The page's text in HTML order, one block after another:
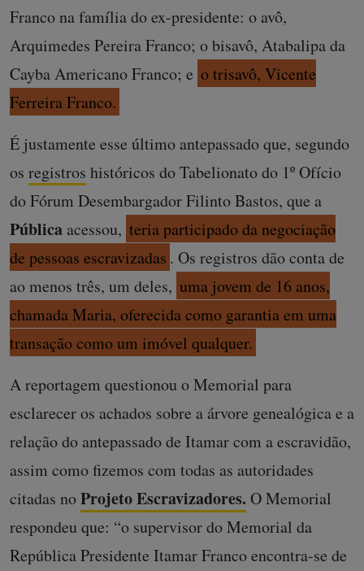
Franco na família do ex-presidente: o avô,
Arquimedes Pereira Franco; o bisavô, Atabalipa da
Cayba Americano Franco; e o trisavô, Vicente
Ferreira Franco.
É justamente esse último antepassado que, segundo
os registros históricos do Tabelionato do 1º Ofício
do Fórum Desembargador Filinto Bastos, que a
Pública acessou, teria participado da negociação
de pessoas escravizadas . Os registros dão conta de
ao menos três, um deles, uma jovem de 16 anos,
chamada Maria, oferecida como garantia em uma
transação como um imóvel qualquer.
A reportagem questionou o Memorial para
esclarecer os achados sobre a árvore genealógica e a
relação do antepassado de Itamar com a escravidão,
assim como fizemos com todas as autoridades
citadas noProjeto Escravizadores. O Memorial
respondeu que: “o supervisor do Memorial da
República Presidente Itamar Franco encontra-se de